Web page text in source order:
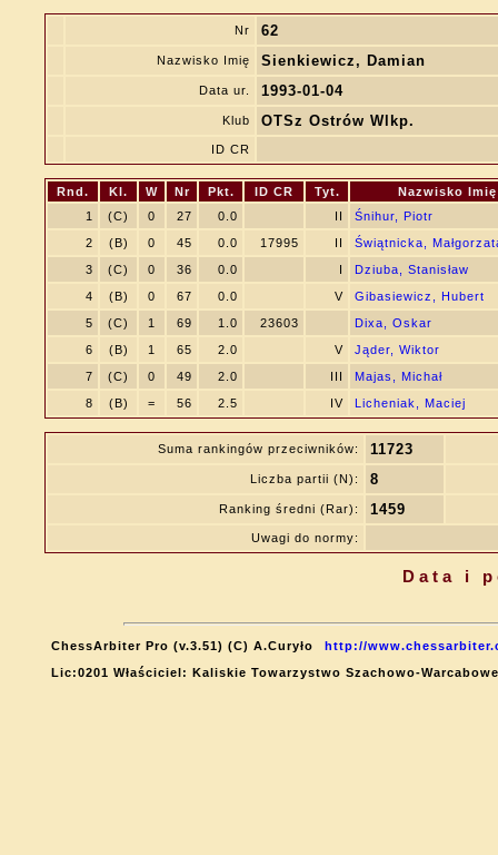
Nr 62
Nazwisko Imię Sienkiewicz, Damian
Data ur. 1993-01-04
Klub OTSz Ostrów Wlkp.
ID CR
Rnd. Kl. W Nr Pkt. ID CR Tyt.
Nazwisko Imię
1
(C) 0 27 0.0 II
Śnihur, Piotr
2
(B) 0 45 0.0 17995 II
Świątnicka,
3
(C) 0 36 0.0 I
Dziuba, Stanisław
4
(B) 0 67 0.0 V
Gibasiewicz, Hubert
5
(C) 1 69 1.0 23603
Dixa, Oskar
6
(B) 1 65 2.0 V
Jąder, Wiktor
7
(C) 0 49 2.0 III
Majas, Michał
8
(B) = 56 2.5 IV Licheniak, Maciej
Suma rankingów przeciwników: 11723
Liczba partii (N): 8
Ranking średni (Rar): 1459
Uwagi do normy:
Data i
ChessArbiter Pro (v.3.51) (C) A.Curyło
http://
Lic:0201 Właściciel: Kaliskie Towarzystwo Szachowo-Warcabowe